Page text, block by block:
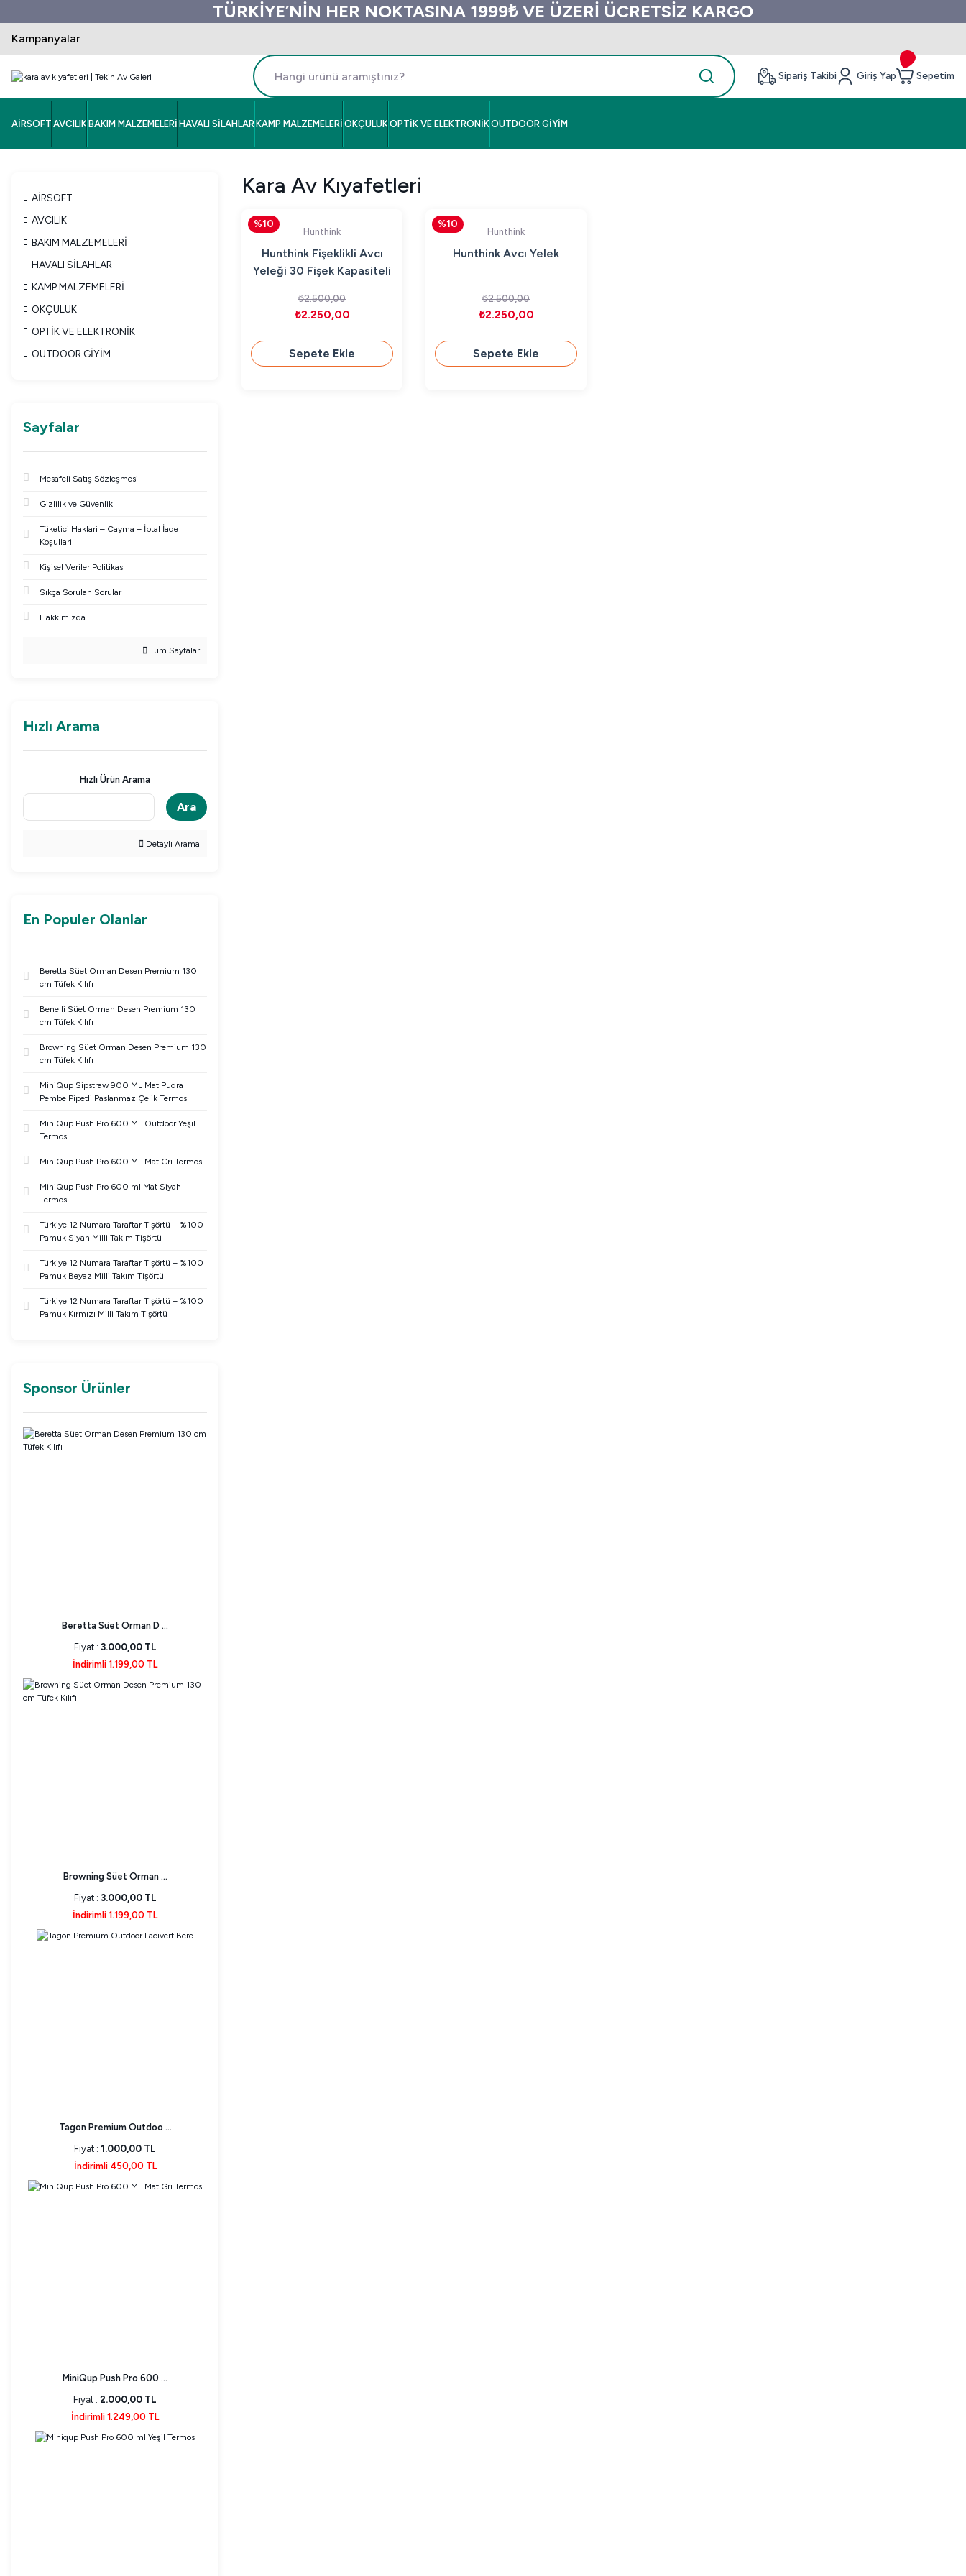
TÜRKİYE’NİN HER NOKTASINA 1999₺ VE ÜZERİ ÜCRETSİZ KARGO
Kampanyalar
Sipariş Takibi Giriş Yap Sepetim
AİRSOFT AVCILIK BAKIM MALZEMELERİ HAVALI SİLAHLAR KAMP MALZEMELERİ OKÇULUK OPTİK VE ELEKTRONİK OUTDOOR GİYİM
AİRSOFT
AVCILIK
BAKIM MALZEMELERİ
HAVALI SİLAHLAR
KAMP MALZEMELERİ
OKÇULUK
OPTİK VE ELEKTRONİK
OUTDOOR GİYİM
Sayfalar
Mesafeli Satış Sözleşmesi
Gizlilik ve Güvenlik
Tüketici Haklari – Cayma – İptal İade
Koşullari
Kişisel Veriler Politikası
Sıkça Sorulan Sorular
Hakkımızda
Tüm Sayfalar
Hızlı Arama
Hızlı Ürün Arama
Ara
Detaylı Arama
En Populer Olanlar
Beretta Süet Orman Desen Premium 130
cm Tüfek Kılıfı
Benelli Süet Orman Desen Premium 130
cm Tüfek Kılıfı
Browning Süet Orman Desen Premium 130
cm Tüfek Kılıfı
MiniQup Sipstraw 900 ML Mat Pudra
Pembe Pipetli Paslanmaz Çelik Termos
MiniQup Push Pro 600 ML Outdoor Yeşil
Termos
MiniQup Push Pro 600 ML Mat Gri Termos
MiniQup Push Pro 600 ml Mat Siyah
Termos
Türkiye 12 Numara Taraftar Tişörtü – %100
Pamuk Siyah Milli Takım Tişörtü
Türkiye 12 Numara Taraftar Tişörtü – %100
Pamuk Beyaz Milli Takım Tişörtü
Türkiye 12 Numara Taraftar Tişörtü – %100
Pamuk Kırmızı Milli Takım Tişörtü
Sponsor Ürünler
Beretta Süet Orman D ...
Fiyat : 3.000,00 TL
İndirimli 1.199,00 TL
Browning Süet Orman ...
Fiyat : 3.000,00 TL
İndirimli 1.199,00 TL
Tagon Premium Outdoo ...
Fiyat : 1.000,00 TL
İndirimli 450,00 TL
MiniQup Push Pro 600 ...
Fiyat : 2.000,00 TL
İndirimli 1.249,00 TL
Kara Av Kıyafetleri
%10
Hunthink
Hunthink Fişeklikli Avcı
Yeleği 30 Fişek Kapasiteli
₺2.500,00
₺2.250,00
Sepete Ekle
%10
Hunthink
Hunthink Avcı Yelek
₺2.500,00
₺2.250,00
Sepete Ekle